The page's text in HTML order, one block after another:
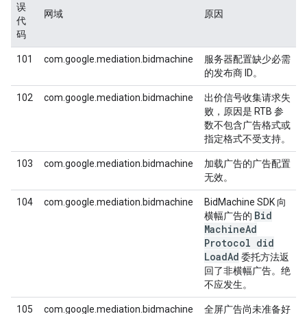
误
代
码
网域 原因
101 com.google.mediation.bidmachine
服务器配置缺少必需
的发布商 ID。
102 com.google.mediation.bidmachine
出价信号收集请求失
败，原因是 RTB 参
数不包含广告格式或
指定格式不受支持。
103 com.google.mediation.bidmachine
加载广告的广告配置
无效。
104 com.google.mediation.bidmachine
BidMachine SDK 向
横幅广告的 Bid
MachineAd
Protocol did
LoadAd 委托方法返
回了非横幅广告。绝
不应发生。
105 com.google.mediation.bidmachine 全屏广告尚未准备好